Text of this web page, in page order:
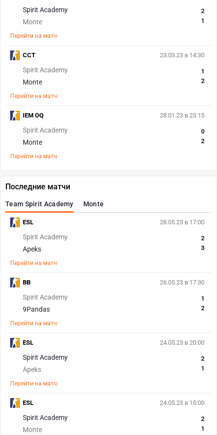
Spirit Academy
Monte
2
1
Перейти на матч
23.03.23 в 14:30
Spirit Academy
Monte
1
2
Перейти на матч
CCT
28.01.23 в 23:15
Spirit Academy
Monte
0
2
Перейти на матч
IEM OQ
Последние матчи
Team Spirit Academy Monte
28.05.23 в 17:00
Spirit Academy
Apeks
2
3
Перейти на матч
ESL
26.05.23 в 17:30
Spirit Academy
9Pandas
1
2
Перейти на матч
BB
24.05.23 в 20:00
Spirit Academy
Apeks
2
1
Перейти на матч
ESL
24.05.23 в 15:00
Spirit Academy
Monte
2
1
ESL